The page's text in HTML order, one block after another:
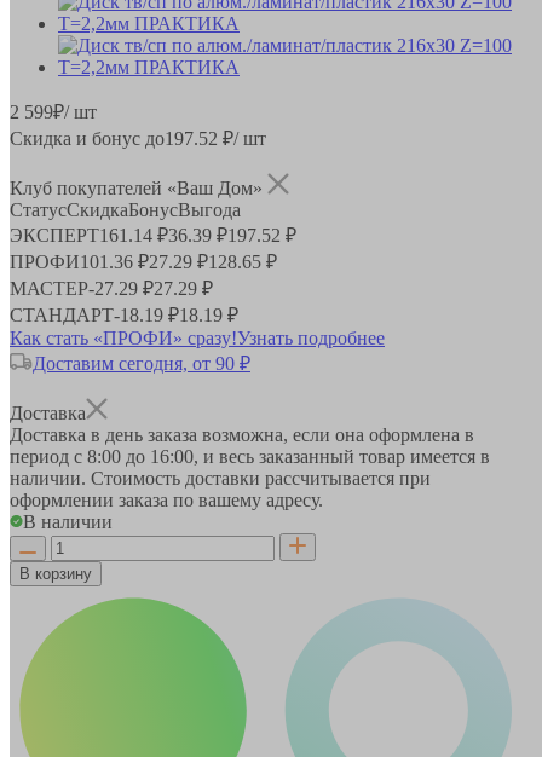
2 599₽/ шт
Скидка и бонус до197.52 ₽/ шт
Клуб покупателей «Ваш Дом»
СтатусСкидкаБонусВыгода
ЭКСПЕРТ161.14 ₽36.39 ₽197.52 ₽
ПРОФИ101.36 ₽27.29 ₽128.65 ₽
МАСТЕР-27.29 ₽27.29 ₽
СТАНДАРТ-18.19 ₽18.19 ₽
Как стать «ПРОФИ» сразу!Узнать подробнее
Доставим сегодня, от 90 ₽
Доставка
Доставка в день заказа возможна, если она оформлена в
период с 8:00 до 16:00, и весь заказанный товар имеется в
наличии. Стоимость доставки рассчитывается при
оформлении заказа по вашему адресу.
В наличии
В корзину